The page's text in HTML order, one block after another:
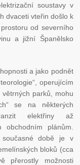
soustavy v
dvaceti vteřin došlo k
od severního
a jižní Španělsko
a jako podnět
operujícím
parků, mohu
se na některých
elektřiny až
obchodním plánům.
době je v
bloků (cca
přerostly možnosti